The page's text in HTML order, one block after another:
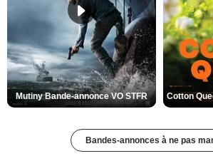
Mutiny Bande-annonce VO STFR
Bandes-annonces à ne pas